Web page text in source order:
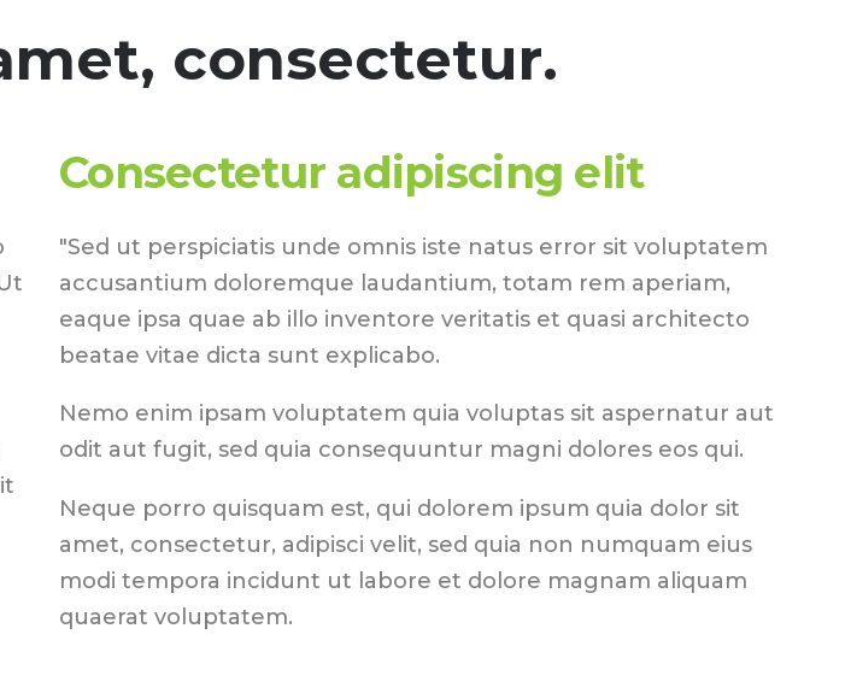
consectetur.
Consectetur adipiscing elit
"Sed ut perspiciatis unde omnis iste natus error sit voluptatem
accusantium doloremque laudantium, totam rem aperiam,
eaque ipsa quae ab illo inventore veritatis et quasi architecto
beatae vitae dicta sunt explicabo.
Nemo enim ipsam voluptatem quia voluptas sit aspernatur aut
odit aut fugit, sed quia consequuntur magni dolores eos qui.
Neque porro quisquam est, qui dolorem ipsum quia dolor sit
amet, consectetur, adipisci velit, sed quia non numquam eius
modi tempora incidunt ut labore et dolore magnam aliquam
quaerat voluptatem.